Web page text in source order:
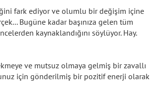
fark ediyor ve olumlu bir değişim içine
Bugüne kadar başınıza gelen tüm
kaynaklandığını söylüyor. Hay.
ve mutsuz olmaya gelmiş bir zavallı
için gönderilmiş bir pozitif enerji olarak